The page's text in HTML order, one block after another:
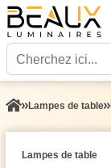
Lampes de table
Lampes de table